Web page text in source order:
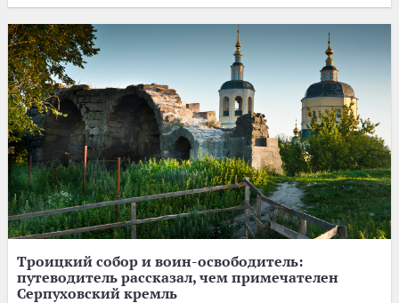
Троицкий собор и воин-освободитель:
путеводитель рассказал, чем примечателен
Серпуховский кремль